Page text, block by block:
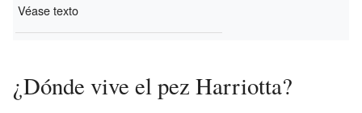
Véase texto
¿Dónde vive el pez Harriotta?